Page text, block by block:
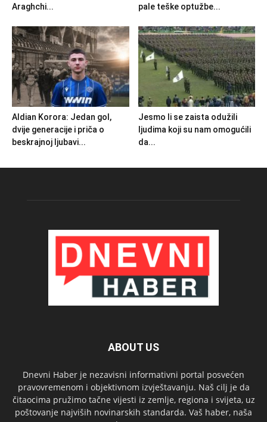
Araghchi...
pale teške optužbe...
Aldian Korora: Jedan gol,
dvije generacije i priča o
beskrajnoj ljubavi...
Jesmo li se zaista odužili
ljudima koji su nam omogućili
da...
ABOUT US
Dnevni Haber je nezavisni informativni portal posvećen
pravovremenom i objektivnom izvještavanju. Naš cilj je da
čitaocima pružimo tačne vijesti iz zemlje, regiona i svijeta, uz
poštovanje najviših novinarskih standarda. Vaš haber, naša